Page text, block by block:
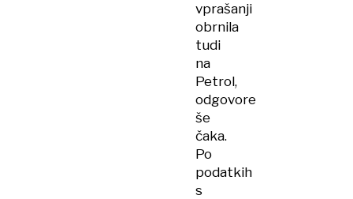
vprašanji
obrnila
tudi
na
Petrol,
odgovore
še
čaka.
Po
podatkih
s